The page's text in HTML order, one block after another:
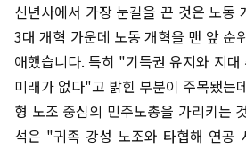
신년사에서 가장 눈길을 끈 것은 노동
3대 개혁 가운데 노동 개혁을 맨 앞 순
애했습니다. 특히 "기득권 유지와 지
미래가 없다"고 밝힌 부분이 주목됐는
형 노조 중심의 민주노총을 가리키는
석은 "귀족 강성 노조와 타협해 연공